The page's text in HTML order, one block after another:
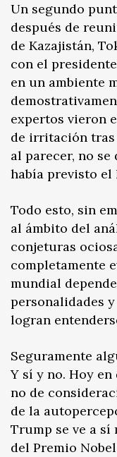
Un segundo
después de
de Kazajistán,
con el
en un ambiente
expertos vieron
de irritación tras
al parecer, no
había previsto el
Todo esto, sin
al ámbito del
conjeturas
completamente
mundial
personalidades
logran
Seguramente
Y sí y no. Hoy
no de
de la
Trump se ve a
del Premio